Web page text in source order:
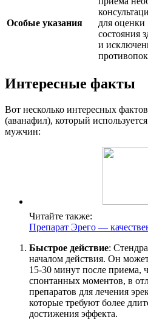
Особые указания
для оценки
состояния
и
Интересные факты
Вот несколько интересных
(аванафил), который
мужчин:
Читайте также:
Препарат Эрего —
Быстрое действие:
началом действия. Он может
15-30 минут после приема,
спонтанных моментов, в
препаратов для лечения
которые требуют более
достижения эффекта.